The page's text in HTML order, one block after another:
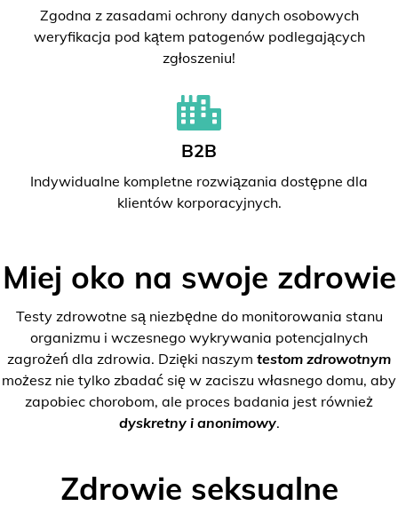
Zgodna z zasadami ochrony danych osobowych
weryfikacja pod kątem patogenów podlegających
zgłoszeniu!
B2B
Indywidualne kompletne rozwiązania dostępne dla
klientów korporacyjnych.
Miej oko na swoje zdrowie
Testy zdrowotne są niezbędne do monitorowania stanu
organizmu i wczesnego wykrywania potencjalnych
zagrożeń dla zdrowia. Dzięki naszym testom zdrowotnym
możesz nie tylko zbadać się w zaciszu własnego domu, aby
zapobiec chorobom, ale proces badania jest również
dyskretny i anonimowy.
Zdrowie seksualne